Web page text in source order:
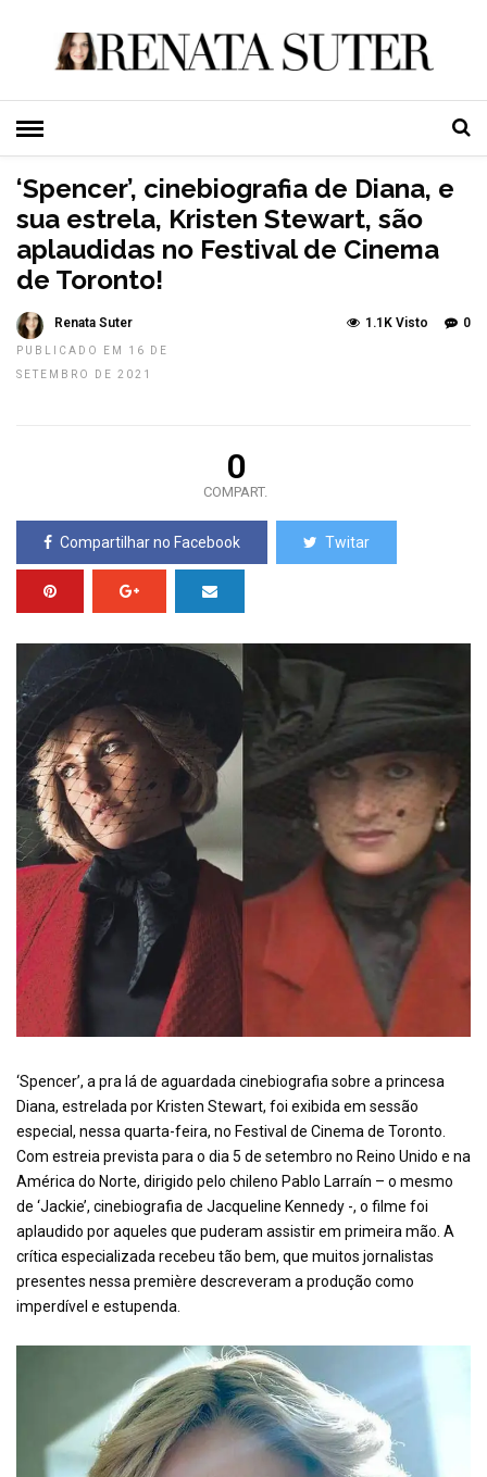
HOME»ARTE TOP NEWS
‘Spencer’, cinebiografia de Diana, e
sua estrela, Kristen Stewart, são
aplaudidas no Festival de Cinema
de Toronto!
Renata Suter
PUBLICADO EM 16 DE
SETEMBRO DE 2021
0
1.1K Visto
0
COMPART.
Compartilhar no Facebook Twitar
‘Spencer’, a pra lá de aguardada cinebiografia sobre a princesa
Diana, estrelada por Kristen Stewart, foi exibida em sessão
especial, nessa quarta-feira, no Festival de Cinema de Toronto.
Com estreia prevista para o dia 5 de setembro no Reino Unido e na
América do Norte, dirigido pelo chileno Pablo Larraín – o mesmo
de ‘Jackie’, cinebiografia de Jacqueline Kennedy -, o filme foi
aplaudido por aqueles que puderam assistir em primeira mão. A
crítica especializada recebeu tão bem, que muitos jornalistas
presentes nessa première descreveram a produção como
imperdível e estupenda.